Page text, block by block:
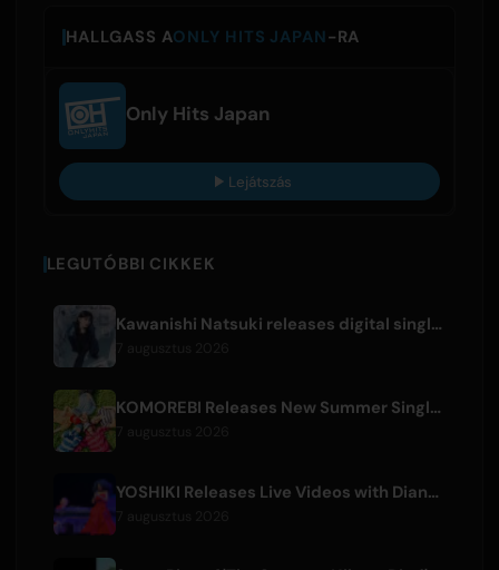
HALLGASS AONLY HITS JAPAN-RA
Only Hits Japan
Lejátszás
LEGUTÓBBI CIKKEK
Kawanishi Natsuki releases digital single 'Sayonara wa Ichiban Kirei na Atashi de'
KOMOREBI Releases New Summer Single 'Letsu Natsu'
YOSHIKI Releases Live Videos with Diana Ross and KORN's Jonathan Davis